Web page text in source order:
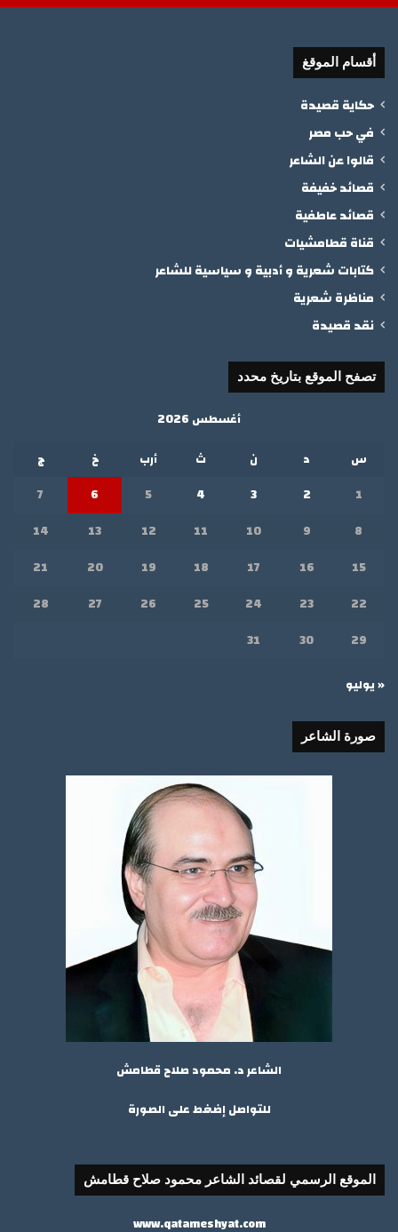
أقسام الموقغ
حكاية قصيدة
في حب مصر
قالوا عن الشاعر
قصائد خفيفة
قصائد عاطفية
قناة قطامشيات
كتابات شعرية و أدبية و سياسية للشاعر
مناظرة شعرية
نقد قصيدة
تصفح الموقع بتاريخ محدد
أغسطس 2026
س
د ن ث أرب خ
ج
1
2
3
4
5
6
7
8
9
10
11
12
13
14
15
16
17
18
19
20
21
22
23
24
25
26
27
28
29
30
31
« يوليو
صورة الشاعر
الشاعر د. محمود صلاح قطامش
للتواصل إضغط على الصورة
الموقع الرسمي لقصائد الشاعر محمود صلاح قطامش
www.qatameshyat.com